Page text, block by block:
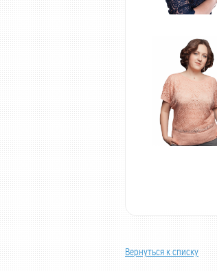
Вернуться к списку